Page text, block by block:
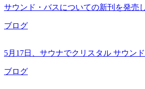
サウンド・バスについての新刊を発売
ブログ
5月17日、サウナでクリスタル サウン
ブログ